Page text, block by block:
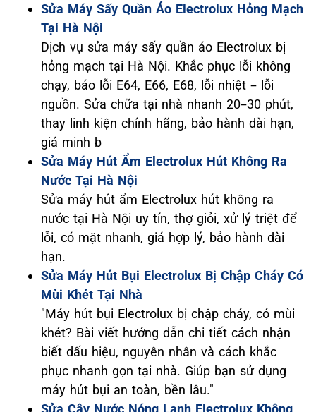
Sửa Máy Sấy Quần Áo Electrolux Hỏng Mạch
Tại Hà Nội
Dịch vụ sửa máy sấy quần áo Electrolux bị
hỏng mạch tại Hà Nội. Khắc phục lỗi không
chạy, báo lỗi E64, E66, E68, lỗi nhiệt – lỗi
nguồn. Sửa chữa tại nhà nhanh 20–30 phút,
thay linh kiện chính hãng, bảo hành dài hạn,
giá minh b
Sửa Máy Hút Ẩm Electrolux Hút Không Ra
Nước Tại Hà Nội
Sửa máy hút ẩm Electrolux hút không ra
nước tại Hà Nội uy tín, thợ giỏi, xử lý triệt để
lỗi, có mặt nhanh, giá hợp lý, bảo hành dài
hạn.
Sửa Máy Hút Bụi Electrolux Bị Chập Cháy Có
Mùi Khét Tại Nhà
"Máy hút bụi Electrolux bị chập cháy, có mùi
khét? Bài viết hướng dẫn chi tiết cách nhận
biết dấu hiệu, nguyên nhân và cách khắc
phục nhanh gọn tại nhà. Giúp bạn sử dụng
máy hút bụi an toàn, bền lâu."
Sửa Cây Nước Nóng Lạnh Electrolux Không